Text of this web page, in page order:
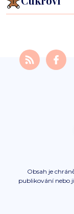
Obsah je
publikování nebo